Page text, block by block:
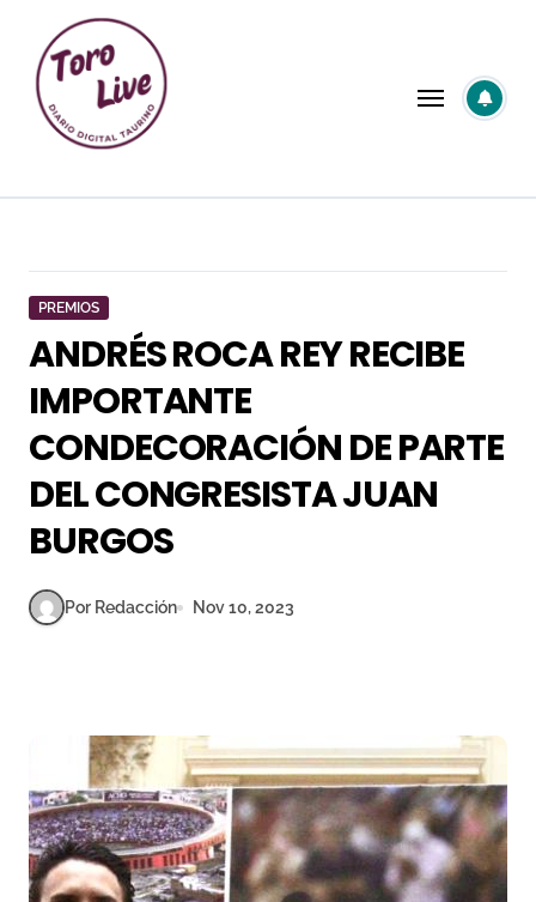
contenido
PREMIOS
ANDRÉS ROCA REY RECIBE
IMPORTANTE
CONDECORACIÓN DE PARTE
DEL CONGRESISTA JUAN
BURGOS
Por Redacción Nov 10, 2023